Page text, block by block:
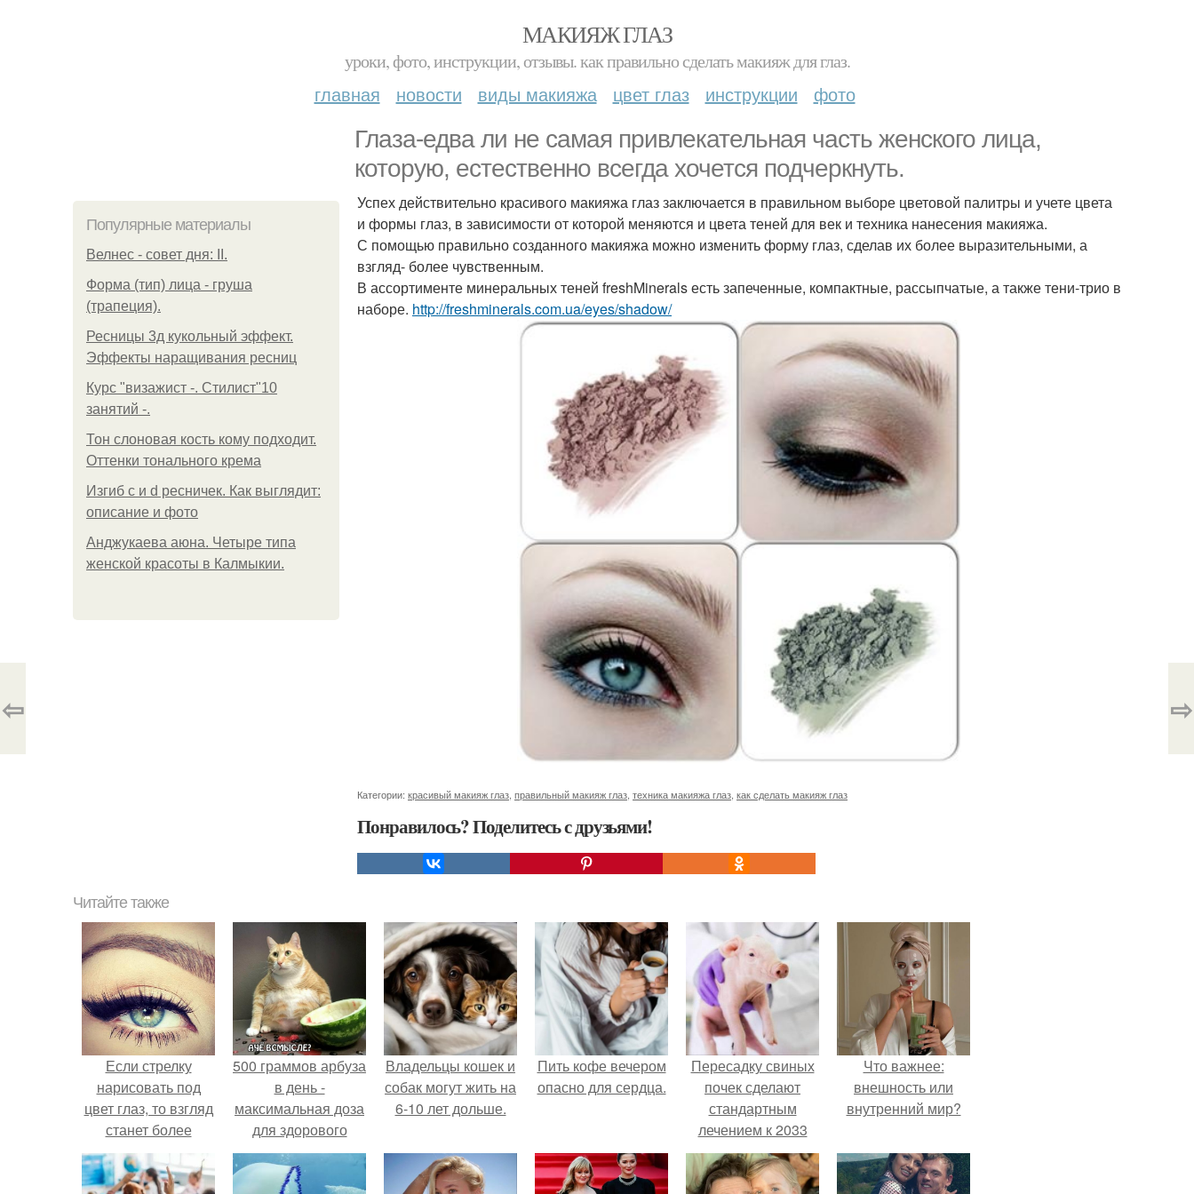
МАКИЯЖ ГЛАЗ
уроки, фото, инструкции, отзывы. как правильно сделать макияж для глаз.
главная новости виды макияжа цвет глаз инструкции фото
Глаза-едва ли не самая привлекательная часть женского лица,
которую, естественно всегда хочется подчеркнуть.
Популярные материалы
Велнес - совет дня: II.
Форма (тип) лица - груша
(трапеция).
Ресницы 3д кукольный эффект.
Эффекты наращивания ресниц
Курс "визажист -. Стилист"10
занятий -.
Тон слоновая кость кому подходит.
Оттенки тонального крема
Изгиб c и d ресничек. Как выглядит:
описание и фото
Анджукаева аюна. Четыре типа
женской красоты в Калмыкии.
Успех действительно красивого макияжа глаз заключается в правильном выборе цветовой палитры и учете цвета
и формы глаз, в зависимости от которой меняются и цвета теней для век и техника нанесения макияжа.
С помощью правильно созданного макияжа можно изменить форму глаз, сделав их более выразительными, а
взгляд- более чувственным.
В ассортименте минеральных теней freshMinerals есть запеченные, компактные, рассыпчатые, а также тени-трио в
наборе. http://freshminerals.com.ua/eyes/shadow/
Категории: красивый макияж глаз правильный макияж глаз техника макияжа глаз как сделать макияж глаз
Понравилось? Поделитесь с друзьями!
⇦ ⇨
Читайте также
Если стрелку
нарисовать под
цвет глаз, то взгляд
станет более
выразительным и
глубоким, а если
500 граммов арбуза
в день -
максимальная доза
для здорового
взрослого,
предупредили
Владельцы кошек и
собак могут жить на
6-10 лет дольше.
Пить кофе вечером
опасно для сердца.
Пересадку свиных
почек сделают
стандартным
лечением к 2033
году в Японии.
Что важнее:
внешность или
внутренний мир?